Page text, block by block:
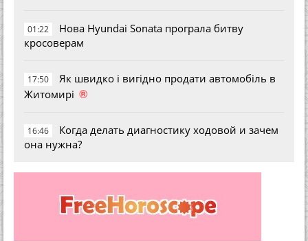
01:22
Нова Hyundai Sonata програла битву
кросоверам
17:50
Як швидко і вигідно продати автомобіль в
Житомирі ®
16:46
Когда делать диагностику ходовой и зачем
она нужна?